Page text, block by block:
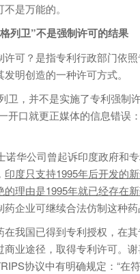
是万能的。
列卫”不是强制许可的结果
可？是指专利行政部门依照
明创造的一种许可方式。
，并不是实施了专利强制
开口就更正媒体的信息错误
华公司曾起诉印度政府和专
印度只支持1995年后开发的
的理由是1995年就已经存在
企业可继续合法仿制这种药
国已得到专利授权，在其
商业途径，取得专利许可。
协议中有明确规定：“在